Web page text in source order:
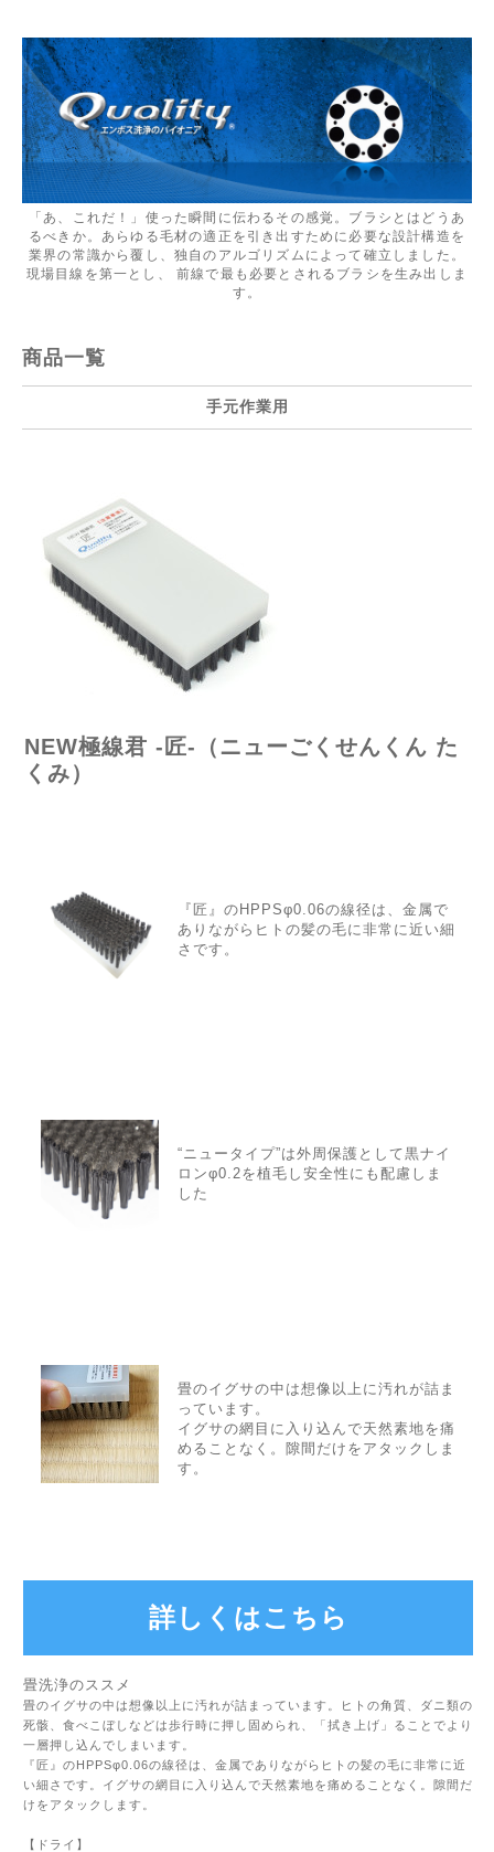
「あ、これだ！」使った瞬間に伝わるその感覚。ブラシとはどうあ
るべきか。あらゆる毛材の適正を引き出すために必要な設計構造を
業界の常識から覆し、独自のアルゴリズムによって確立しました。
現場目線を第一とし、 前線で最も必要とされるブラシを生み出しま
す。
商品一覧
手元作業用
NEW極線君 -匠-（ニューごくせんくん た
くみ）
『匠』のHPPSφ0.06の線径は、金属で
ありながらヒトの髪の毛に非常に近い細
さです。
“ニュータイプ”は外周保護として黒ナイ
ロンφ0.2を植毛し安全性にも配慮しま
した
畳のイグサの中は想像以上に汚れが詰ま
っています。
イグサの網目に入り込んで天然素地を痛
めることなく。隙間だけをアタックしま
す。
詳しくはこちら
畳洗浄のススメ
畳のイグサの中は想像以上に汚れが詰まっています。ヒトの角質、ダニ類の
死骸、食べこぼしなどは歩行時に押し固められ、「拭き上げ」ることでより
一層押し込んでしまいます。
『匠』のHPPSφ0.06の線径は、金属でありながらヒトの髪の毛に非常に近
い細さです。イグサの網目に入り込んで天然素地を痛めることなく。隙間だ
けをアタックします。
【ドライ】